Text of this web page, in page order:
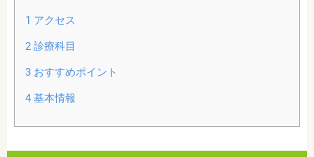
1 アクセス
2診療科目
3おすすめポイント
4基本情報